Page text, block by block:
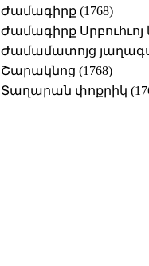
Ժամագիրք (1768)
Ժամագիրք
Ժամամատոյց յաղագս
Շարակնոց (1768)
Տաղարան փոքրիկ